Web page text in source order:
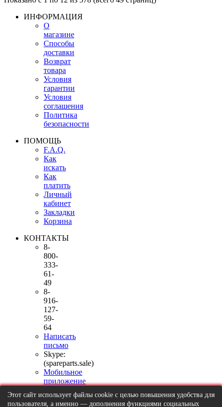
ИНФОРМАЦИЯ
О
магазине
Способы
доставки
Возврат
товара
Условия
гарантии
Условия
соглашения
Политика
безопасности
ПОМОЩЬ
F.A.Q.
Как
искать
Как
платить
Личный
кабинет
Закладки
Корзина
КОНТАКТЫ
8-
800-
333-
61-
49
8-
916-
127-
59-
64
Написать
письмо
Skype:
(spareparts.sale)
Мобильное
приложение
Ленинский
Этот сайт использует файлы cookie с целью повышения удобства для
пользователя, а именно — дополнения функциями социальных